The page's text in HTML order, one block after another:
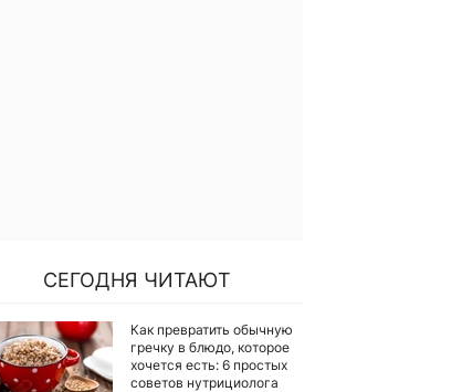
СЕГОДНЯ ЧИТАЮТ
Как превратить обычную
гречку в блюдо, которое
хочется есть: 6 простых
советов нутрициолога